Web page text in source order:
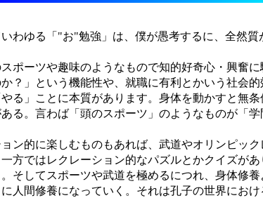
わゆる「"お"勉強」は、僕が愚考するに、全然質
ポーツや趣味のようなもので知的好奇心・興奮
？」という機能性や、就職に有利とかいう社会
る」ことに本質があります。身体を動かすと無
る。言わば「頭のスポーツ」のようなものが「学
ン的に楽しむものもあれば、武道やオリンピッ
方ではレクレーション的なパズルとかクイズが
そしてスポーツや武道を極めるにつれ、身体修
人間修養になっていく。それは孔子の世界にお